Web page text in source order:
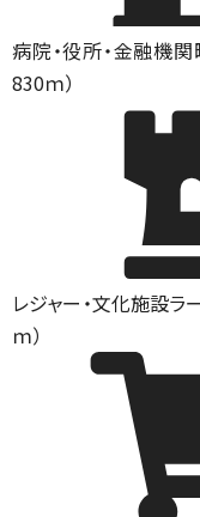
病院・役所・金融機関
830ｍ）
レジャー・文化施設ラ
ｍ）